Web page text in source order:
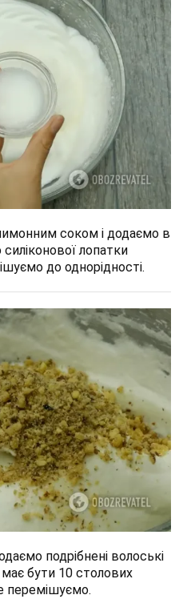
соком і додаємо в
лопатки
до однорідності.
подрібнені волоські
має бути 10 столових
перемішуємо.